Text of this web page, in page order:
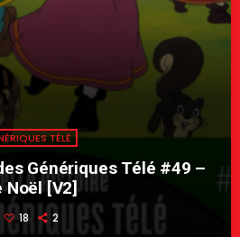
TÉLÉ
Génériques Télé #49 –
Noël [V2]
18 2